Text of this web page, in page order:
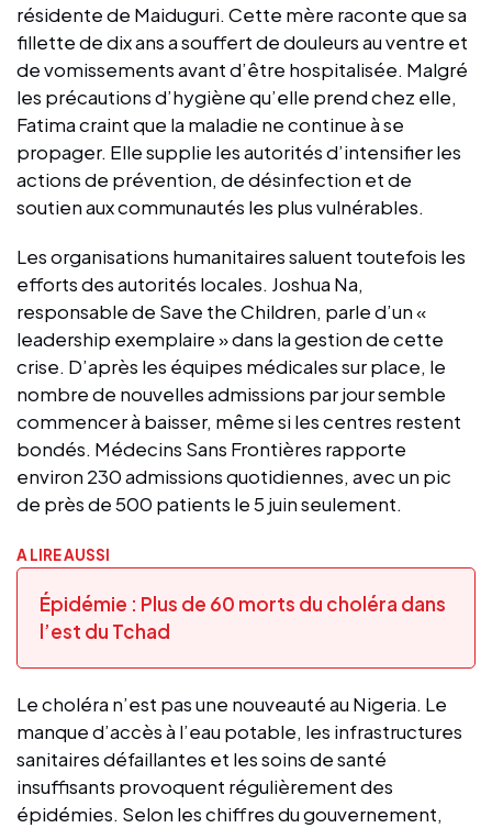
résidente de Maiduguri. Cette mère raconte que sa
fillette de dix ans a souffert de douleurs au ventre et
de vomissements avant d’être hospitalisée. Malgré
les précautions d’hygiène qu’elle prend chez elle,
Fatima craint que la maladie ne continue à se
propager. Elle supplie les autorités d’intensifier les
actions de prévention, de désinfection et de
soutien aux communautés les plus vulnérables.
Les organisations humanitaires saluent toutefois les
efforts des autorités locales. Joshua Na,
responsable de Save the Children, parle d’un «
leadership exemplaire » dans la gestion de cette
crise. D’après les équipes médicales sur place, le
nombre de nouvelles admissions par jour semble
commencer à baisser, même si les centres restent
bondés. Médecins Sans Frontières rapporte
environ 230 admissions quotidiennes, avec un pic
de près de 500 patients le 5 juin seulement.
A LIRE AUSSI
Épidémie : Plus de 60 morts du choléra dans
l’est du Tchad
Le choléra n’est pas une nouveauté au Nigeria. Le
manque d’accès à l’eau potable, les infrastructures
sanitaires défaillantes et les soins de santé
insuffisants provoquent régulièrement des
épidémies. Selon les chiffres du gouvernement,